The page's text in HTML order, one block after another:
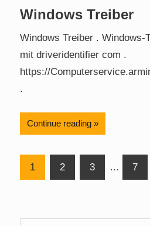
Windows Treiber
Windows Treiber . Windows-
mit driveridentifier com .
https://
.
Continue reading
Posts
1 2 3 … 7